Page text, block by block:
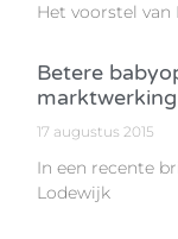
Het voorstel van
Betere
17 augustus 2015
In een recente
Lodewijk